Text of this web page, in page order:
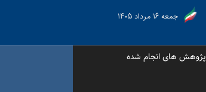
جمعه ۱۶ مرداد ۱۴۰۵
پژوهش های انجام شده